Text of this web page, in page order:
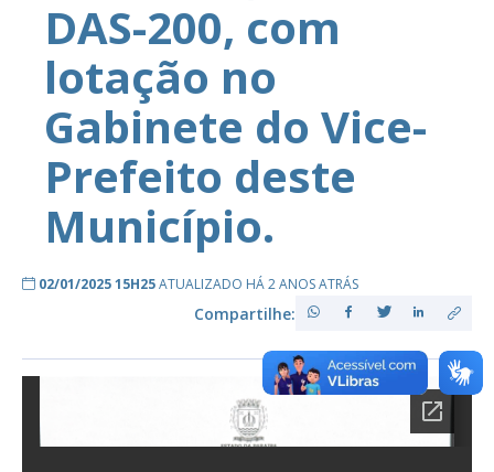
DAS-200, com
lotação no
Gabinete do Vice-
Prefeito deste
Município.
02/01/2025 15H25ATUALIZADO HÁ 2 ANOS ATRÁS
Compartilhe: